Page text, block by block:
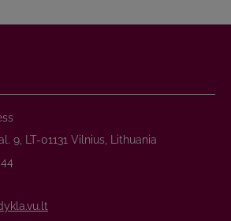
9, LT-01131 Vilnius, Lithuania